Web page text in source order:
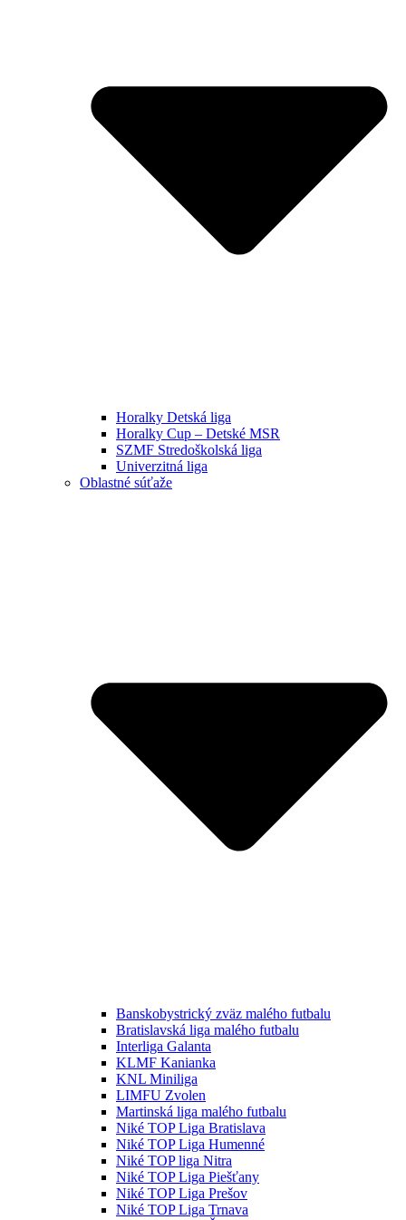
Horalky Detská liga
Horalky Cup – Detské MSR
SZMF Stredoškolská liga
Univerzitná liga
Oblastné súťaže
Banskobystrický zväz malého futbalu
Bratislavská liga malého futbalu
Interliga Galanta
KLMF Kanianka
KNL Miniliga
LIMFU Zvolen
Martinská liga malého futbalu
Niké TOP Liga Bratislava
Niké TOP Liga Humenné
Niké TOP liga Nitra
Niké TOP Liga Piešťany
Niké TOP Liga Prešov
Niké TOP Liga Trnava